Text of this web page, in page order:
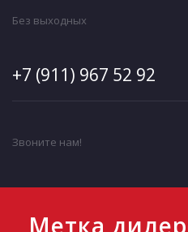
Без выходных
+7 (911) 967 52 92
Звоните нам!
Метка